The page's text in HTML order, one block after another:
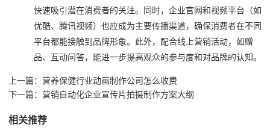
快速吸引潜在消费者的关注。同时，企业官网和视频平台（如
优酷、腾讯视频）也应成为主要传播渠道，确保消费者在不同
平台都能接触到品牌形象。此外，配合线上营销活动，如赠
品、互动问答，能进一步提高观众的参与度和对品牌的认知。
上一篇： 营养保健行业动画制作公司怎么收费
下一篇： 营销自动化企业宣传片拍摄制作方案大纲
相关推荐